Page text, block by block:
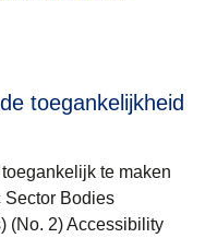
toegankelijkheid
te maken
Sector Bodies
(No. 2) Accessibility